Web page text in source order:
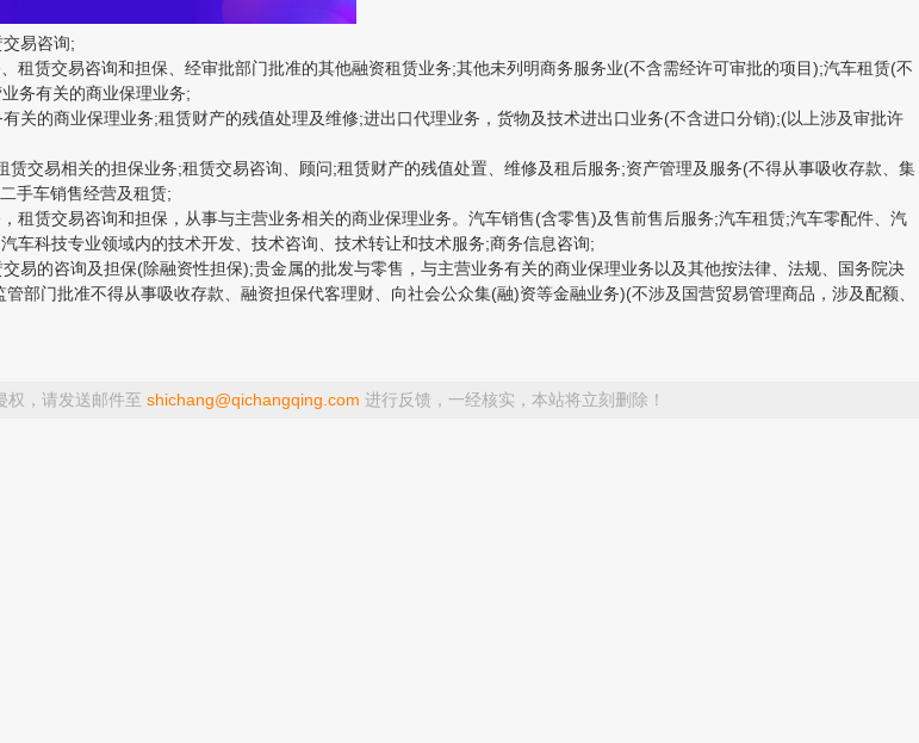
易咨询;
租赁交易咨询和担保、经审批部门批准的其他融资租赁业务;其他未列明商务服务业(不含需经许可审批的项目);汽车租赁(不
务有关的商业保理业务;
关的商业保理业务;租赁财产的残值处理及维修;进出口代理业务，货物及技术进出口业务(不含进口分销);(以上涉及审批许
交易相关的担保业务;租赁交易咨询、顾问;租赁财产的残值处置、维修及租后服务;资产管理及服务(不得从事吸收存款、集
手车销售经营及租赁;
租赁交易咨询和担保，从事与主营业务相关的商业保理业务。汽车销售(含零售)及售前售后服务;汽车租赁;汽车零配件、汽
科技专业领域内的技术开发、技术咨询、技术转让和技术服务;商务信息咨询;
易的咨询及担保(除融资性担保);贵金属的批发与零售，与主营业务有关的商业保理业务以及其他按法律、法规、国务院决
部门批准不得从事吸收存款、融资担保代客理财、向社会公众集(融)资等金融业务)(不涉及国营贸易管理商品，涉及配额、
权，请发送邮件至 shichang@qichangqing.com 进行反馈，一经核实，本站将立刻删除！